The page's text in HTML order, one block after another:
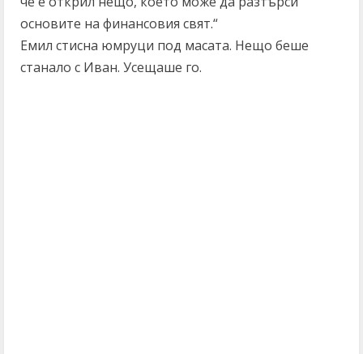
основите на финансовия свят.“
Емил стисна юмруци под масата. Нещо беше
станало с Иван. Усещаше го.